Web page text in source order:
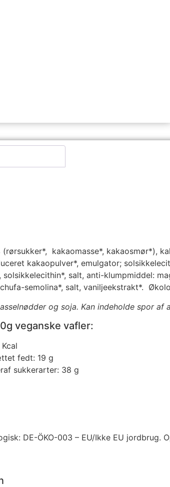
kakaomasse*, kakaosmør*),
kakaopulver*, emulgator;
solsikkelecithin*, salt, anti-klumpmiddel:
semolina*, salt, vaniljeekstrakt*.
og soja. Kan indeholde spor
veganske vafler:
fedt: 19 g
sukkerarter: 38 g
DE-ÖKO-003 – EU/Ikke EU jordbrug.